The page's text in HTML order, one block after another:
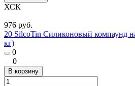
ХСК
976 руб.
20 SilcoTin Силиконовый компаунд
кг)
0
0
В корзину